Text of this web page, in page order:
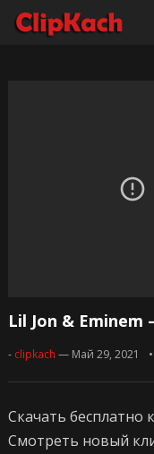
Lil Jon & Eminem
- clipkach — Май 29, 2021
Скачать бесплатно
Смотреть новый